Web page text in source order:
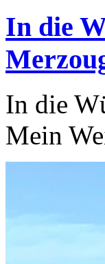
In die
In die
Mein